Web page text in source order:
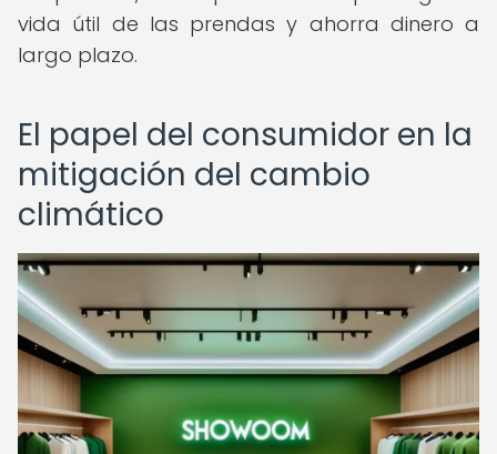
vida útil de las prendas y ahorra dinero a
largo plazo.
El papel del consumidor en la
mitigación del cambio
climático